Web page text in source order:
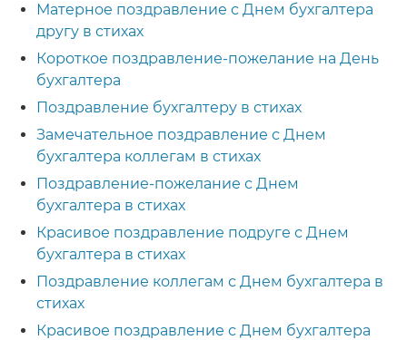
Матерное поздравление с Днем бухгалтера
другу в стихах
Короткое поздравление-пожелание на День
бухгалтера
Поздравление бухгалтеру в стихах
Замечательное поздравление с Днем
бухгалтера коллегам в стихах
Поздравление-пожелание с Днем
бухгалтера в стихах
Красивое поздравление подруге с Днем
бухгалтера в стихах
Поздравление коллегам с Днем бухгалтера в
стихах
Красивое поздравление с Днем бухгалтера